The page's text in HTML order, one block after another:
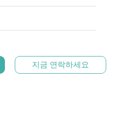
지금 연락하세요